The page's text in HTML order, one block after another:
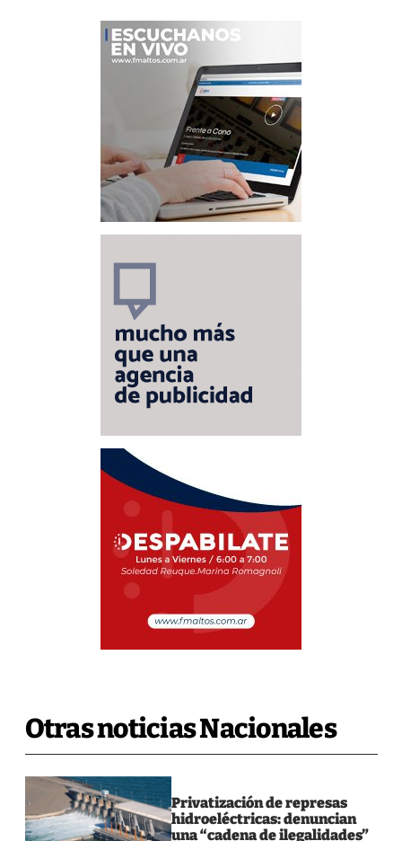
Otras noticias Nacionales
Privatización de represas
hidroeléctricas: denuncian
una “cadena de ilegalidades”